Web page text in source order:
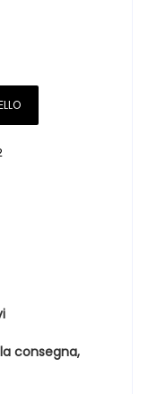
consegna,